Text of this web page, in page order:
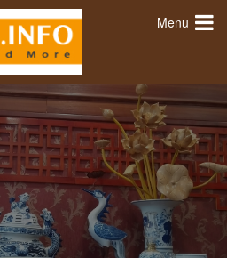
Menu